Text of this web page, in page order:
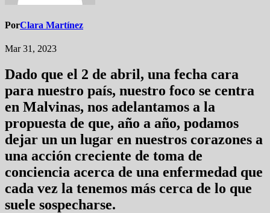
PorClara Martínez
Mar 31, 2023
Dado que el 2 de abril, una fecha cara
para nuestro país, nuestro foco se centra
en Malvinas, nos adelantamos a la
propuesta de que, año a año, podamos
dejar un un lugar en nuestros corazones a
una acción creciente de toma de
conciencia acerca de una enfermedad que
cada vez la tenemos más cerca de lo que
suele sospecharse.